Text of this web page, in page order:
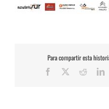
Para compartir esta
Facebook Reddit